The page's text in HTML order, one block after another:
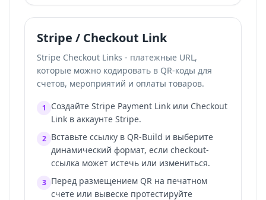
Stripe / Checkout Link
Stripe Checkout Links - платежные URL,
которые можно кодировать в QR-коды для
счетов, мероприятий и оплаты товаров.
1
Создайте Stripe Payment Link или Checkout
Link в аккаунте Stripe.
2 Вставьте ссылку в QR-Build и выберите
динамический формат, если checkout-
ссылка может истечь или измениться.
3 Перед размещением QR на печатном
счете или вывеске протестируйте